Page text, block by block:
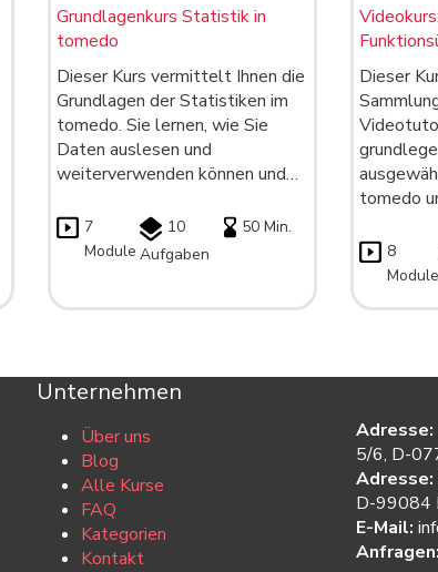
Grundlagenkurs Statistik in
tomedo
Dieser Kurs vermittelt Ihnen die
Grundlagen der Statistiken im
tomedo. Sie lernen, wie Sie
Daten auslesen und
weiterverwenden können und…
7
Module
10
Aufgaben
50 Min.
Dieser
tomedo
8
Module
Unternehmen
Über uns
Blog
Alle Kurse
FAQ
Kategorien
Kontakt
Adresse:
5/6, D-
Adresse:
D-99084
E-Mail:
Anfragen: